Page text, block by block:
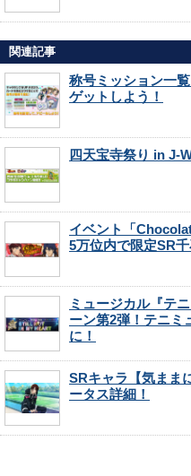
関連記事
称号ミッション一
ゲットしよう！
四天宝寺祭り in J-
イベント「
5万位内で限定SR千
ミュージカル『テ
ーン第2弾！テニミ
に！
SRキャラ【気まま
ータス詳細！